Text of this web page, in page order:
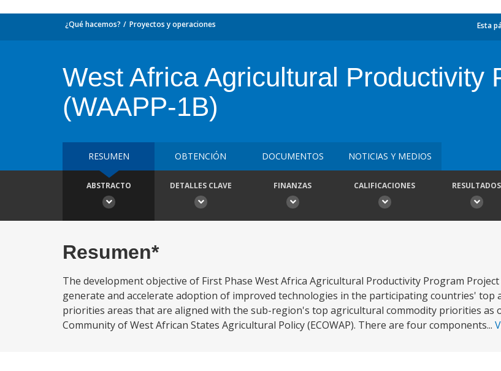
¿Qué hacemos? Proyectos y operaciones Esta
West Africa Agricultural Productivity
(WAAPP-1B)
RESUMEN OBTENCIÓN DOCUMENTOS NOTICIAS Y MEDIOS
ABSTRACTO DETALLES CLAVE FINANZAS CALIFICACIONES RESULTADOS
Resumen*
The development objective of First Phase West Africa Agricultural Productivity Program Project
generate and accelerate adoption of improved technologies in the participating countries' top
priorities areas that are aligned with the sub-region's top agricultural commodity priorities as
Community of West African States Agricultural Policy (ECOWAP). There are four components...